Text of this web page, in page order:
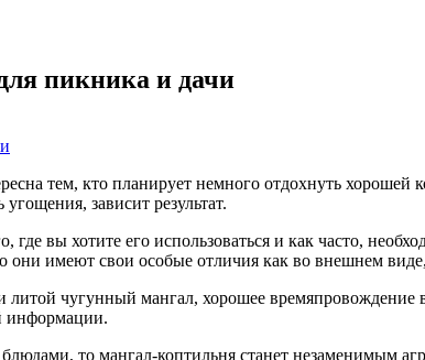
пикника и дачи
тем, кто планирует немного отдохнуть
зависит результат.
вы хотите его использоваться и как часто,
они имеют свои особые отличия как во внешнем
литой чугунный мангал, хорошее
информации.
то мангал-коптильня станет незаменимым